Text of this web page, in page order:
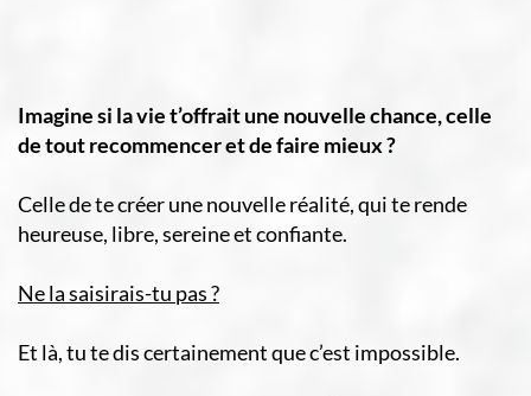
Imagine si la vie t’offrait une nouvelle chance, celle
de tout recommencer et de faire mieux ?
Celle de te créer une nouvelle réalité, qui te rende
heureuse, libre, sereine et confiante.
Ne la saisirais-tu pas ?
Et là, tu te dis certainement que c’est impossible.